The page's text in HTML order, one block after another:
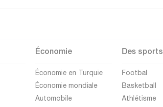
Économie
Économie en Turquie
Économie mondiale
Automobile
Des sports
Footbal
Basketball
Athlétisme